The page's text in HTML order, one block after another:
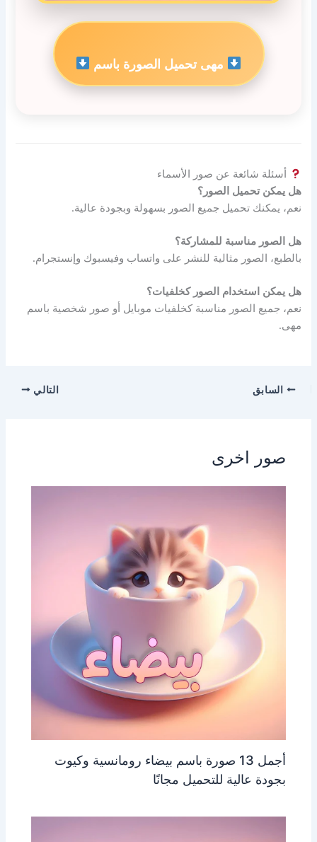
مهى تحميل الصورة باسم
أسئلة شائعة عن صور الأسماء
هل يمكن تحميل الصور؟
نعم، يمكنك تحميل جميع الصور بسهولة وبجودة عالية.
هل الصور مناسبة للمشاركة؟
بالطبع، الصور مثالية للنشر على واتساب وفيسبوك وإنستجرام.
هل يمكن استخدام الصور كخلفيات؟
نعم، جميع الصور مناسبة كخلفيات موبايل أو صور شخصية باسم
مهى.
السابق التالي
صور اخرى
أجمل 13 صورة باسم بيضاء رومانسية وكيوت
بجودة عالية للتحميل مجانًا